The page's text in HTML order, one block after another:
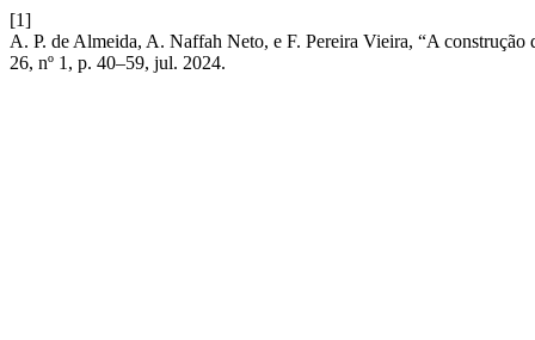
[1]
A. P. de Almeida, A. Naffah Neto, e F. Pereira Vieira, “A
26, nº 1, p. 40–59, jul. 2024.